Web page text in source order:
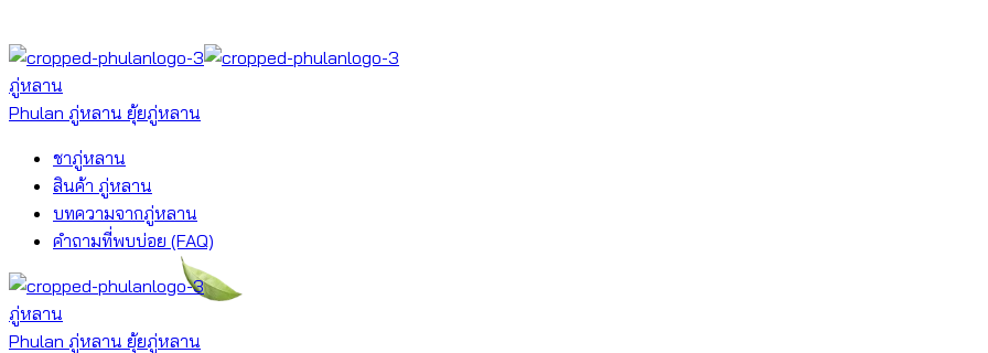
ภู่หลาน
Phulan ภู่หลาน ยุ้ยภู่หลาน
ชาภู่หลาน
สินค้า ภู่หลาน
บทความจากภู่หลาน
คำถามที่พบบ่อย (FAQ)
ภู่หลาน
Phulan ภู่หลาน ยุ้ยภู่หลาน